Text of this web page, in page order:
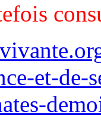
et-de-